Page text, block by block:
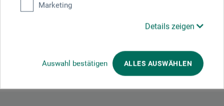
Marketing
Details zeigen
Auswahl bestätigen ALLES AUSWÄHLEN
Schreiben Sie die erste Bewertung zu diesem Produkt